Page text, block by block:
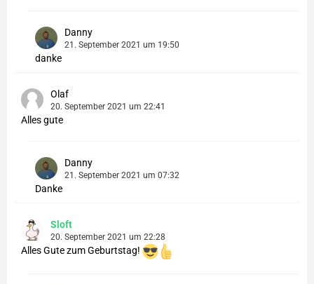
Danny
21. September 2021 um 19:50
danke
Olaf
20. September 2021 um 22:41
Alles gute
Danny
21. September 2021 um 07:32
Danke
Sloft
20. September 2021 um 22:28
Alles Gute zum Geburtstag!